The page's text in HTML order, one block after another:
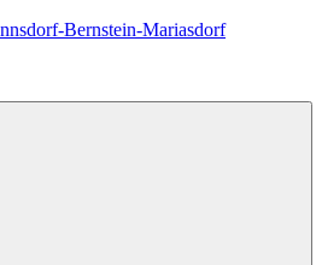
Bernstein-Mariasdorf